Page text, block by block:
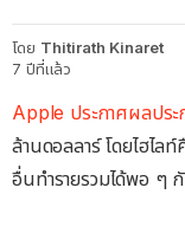
โดย Thitirath Kinaret
7 ปีที่แล้ว
Apple ประกาศผลประ
ล้านดอลลาร์ โดยไฮไล
อื่นทำรายรวมได้พอ ๆ